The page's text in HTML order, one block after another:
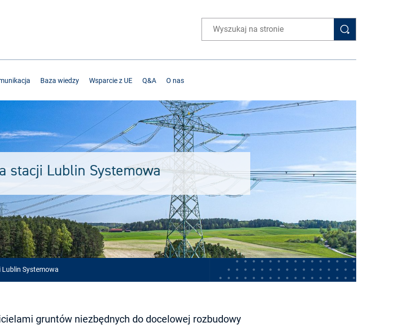
Wpisz wyszukiwaną frazę
Baza wiedzy Wsparcie z UE Q&A O nas
stacji Lublin Systemowa
Systemowa
gruntów niezbędnych do docelowej rozbudowy